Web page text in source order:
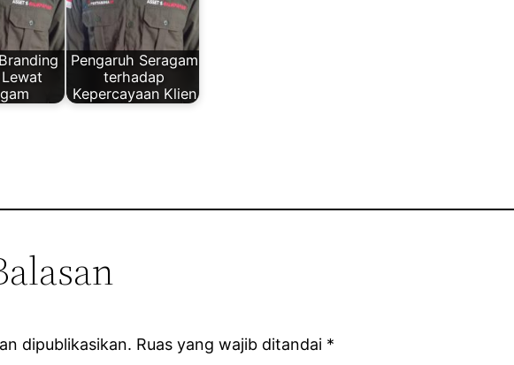
Pengaruh Seragam
terhadap
Kepercayaan Klien
dipublikasikan. Ruas yang wajib ditandai *